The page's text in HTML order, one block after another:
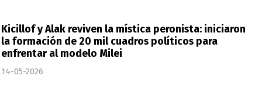
Kicillof y Alak reviven la mística peronista: iniciaron
la formación de 20 mil cuadros políticos para
enfrentar al modelo Milei
14-05-2026